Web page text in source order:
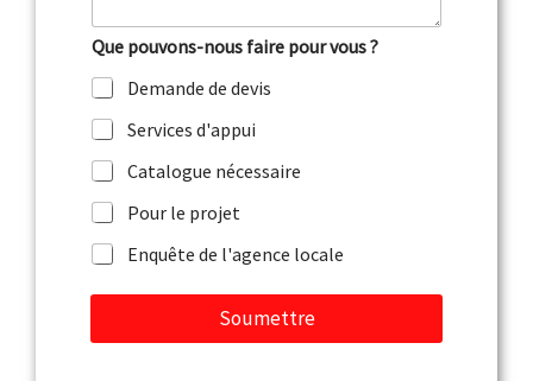
t
a
i
r
e
o
u
m
e
g
Que pouvons-nous faire pour vous ?
Demande de devis
Services d'appui
Catalogue nécessaire
Pour le projet
Enquête de l'agence locale
Soumettre